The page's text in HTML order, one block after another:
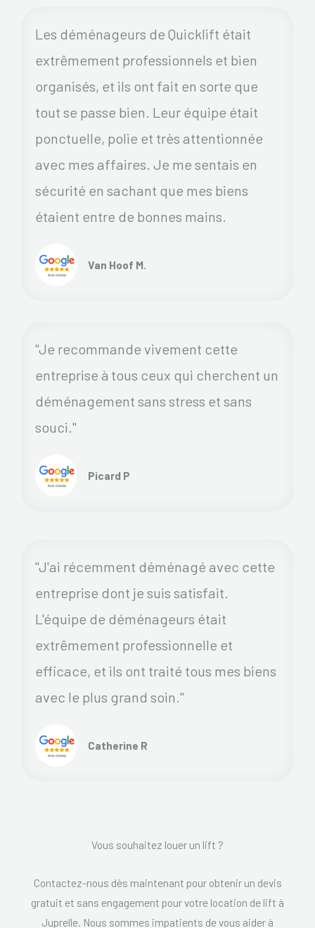
Les déménageurs de Quicklift était
extrêmement professionnels et bien
organisés, et ils ont fait en sorte que
tout se passe bien. Leur équipe était
ponctuelle, polie et très attentionnée
avec mes affaires. Je me sentais en
sécurité en sachant que mes biens
étaient entre de bonnes mains.
Van Hoof M.
"Je recommande vivement cette
entreprise à tous ceux qui cherchent un
déménagement sans stress et sans
souci."
Picard P
"J'ai récemment déménagé avec cette
entreprise dont je suis satisfait.
L'équipe de déménageurs était
extrêmement professionnelle et
efficace, et ils ont traité tous mes biens
avec le plus grand soin."
Catherine R
Vous souhaitez louer un lift ?
Contactez-nous dès maintenant pour obtenir un devis
gratuit et sans engagement pour votre location de lift à
Juprelle. Nous sommes impatients de vous aider à